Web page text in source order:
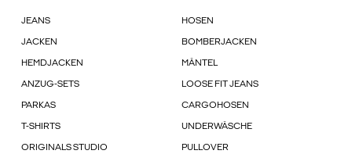
JEANS HOSEN
JACKEN BOMBERJACKEN
HEMDJACKEN MÄNTEL
ANZUG-SETS LOOSE FIT JEANS
PARKAS CARGOHOSEN
T-SHIRTS UNDERWÄSCHE
ORIGINALS STUDIO PULLOVER